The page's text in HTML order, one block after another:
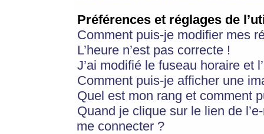
Préférences et réglages de
Comment puis-je modifier mes
L’heure n’est pas correcte !
J’ai modifié le fuseau horaire et
Comment puis-je afficher une
Quel est mon rang et comment
Quand je clique sur le lien de
me connecter ?